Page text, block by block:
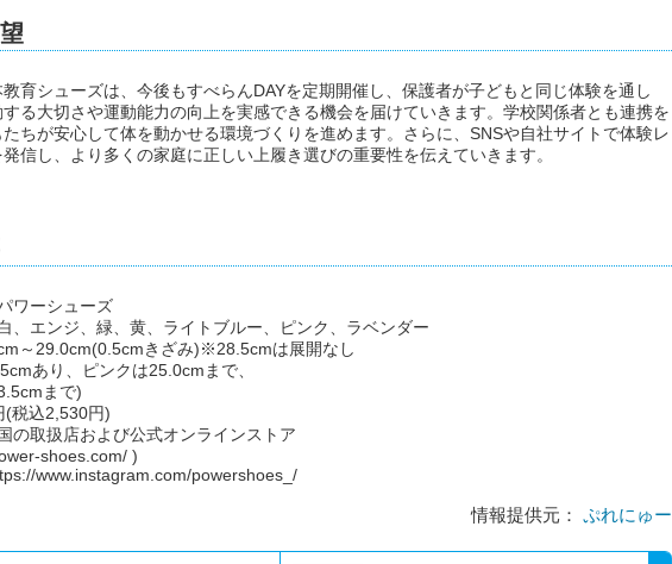
育シューズは、今後もすべらんDAYを定期開催し、保護者が子どもと同じ体験を通し
る大切さや運動能力の向上を実感できる機会を届けていきます。学校関係者とも連携を
ちが安心して体を動かせる環境づくりを進めます。さらに、SNSや自社サイトで体験レ
信し、より多くの家庭に正しい上履き選びの重要性を伝えていきます。
ワーシューズ
、エンジ、緑、黄、ライトブルー、ピンク、ラベンダー
～29.0cm(0.5cmきざみ)※28.5cmは展開なし
あり、ピンクは25.0cmまで、
まで)
(税込2,530円)
の取扱店および公式オンラインストア
shoes.com/ )
www.instagram.com/powershoes_/
情報提供元： ぷれにゅー